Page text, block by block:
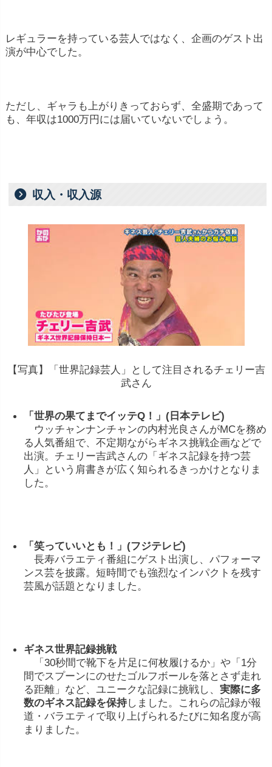
レギュラーを持っている芸人ではなく、企画のゲスト出
演が中心でした。
ただし、ギャラも上がりきっておらず、全盛期であって
も、年収は1000万円には届いていないでしょう。
収入・収入源
【写真】 「世界記録芸人」
として注目されるチェリー吉
武さん
「 世界の果て までイッテQ！」( 日本テレビ)
ウ ッ チャンナンチャンの内村光良 さんがMCを務め
る 人気番組で、 不定期ながらギネス挑戦企画などで
出演。 チェリー吉武さんの「 ギネス記録を持つ芸
人」
という 肩書き が広 く 知 られる きっかけ となり ま
した。
「 笑っていいとも！」(フジテレビ)
長寿バラエティ番組にゲスト 出演 し、 パフォーマ
ンス芸を披露。 短時間でも強烈なインパクト を残す
芸風が話題 となり ま した。
ギネス世界記録挑戦
「30秒間で靴下を 片足に何枚履けるか」 や「1分
間でスプーンにのせた ゴルフボールを落 と さず走れ
る距離」 など、 ユニーク な記録に挑戦し、 実際に多
数のギネス記録を保持しま した。 これらの記録が報
道・ バラエティ で取り上げられるたびに知名度が高
まり ま した。